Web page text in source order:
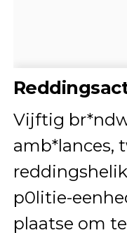
Vijftig
amb*lances,
p0litie-
plaatse om